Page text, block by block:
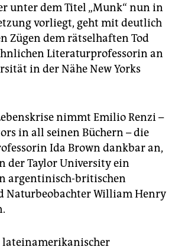
unter dem Titel „Munk“ nun in
vorliegt, geht mit deutlich
Zügen dem rätselhaften Tod
Literaturprofessorin an
in der Nähe New Yorks
nimmt Emilio Renzi –
in all seinen Büchern – die
Ida Brown dankbar an,
der Taylor University ein
argentinisch-britischen
Naturbeobachter William Henry
lateinamerikanischer